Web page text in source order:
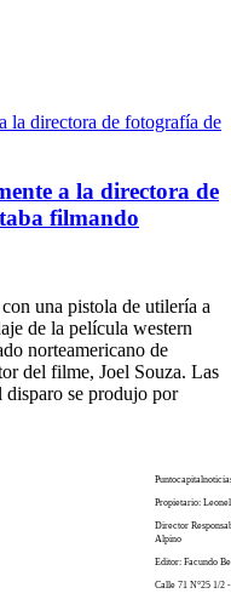
a la directora de
filmando
una pistola de utilería a
de la película western
norteamericano de
del filme, Joel Souza. Las
disparo se produjo por
Propietario:
Director
Alpino
Editor: Facundo
Calle 71 N°25 1/2